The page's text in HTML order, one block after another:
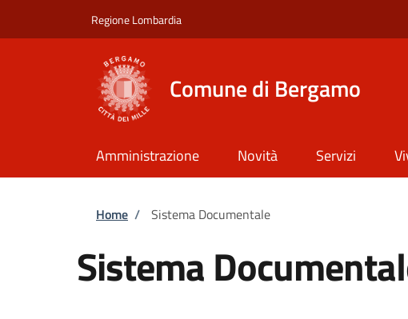
Regione Lombardia
Comune di Bergamo
Amministrazione Novità Servizi
Briciole di pane
Home / Sistema Documentale
Sistema